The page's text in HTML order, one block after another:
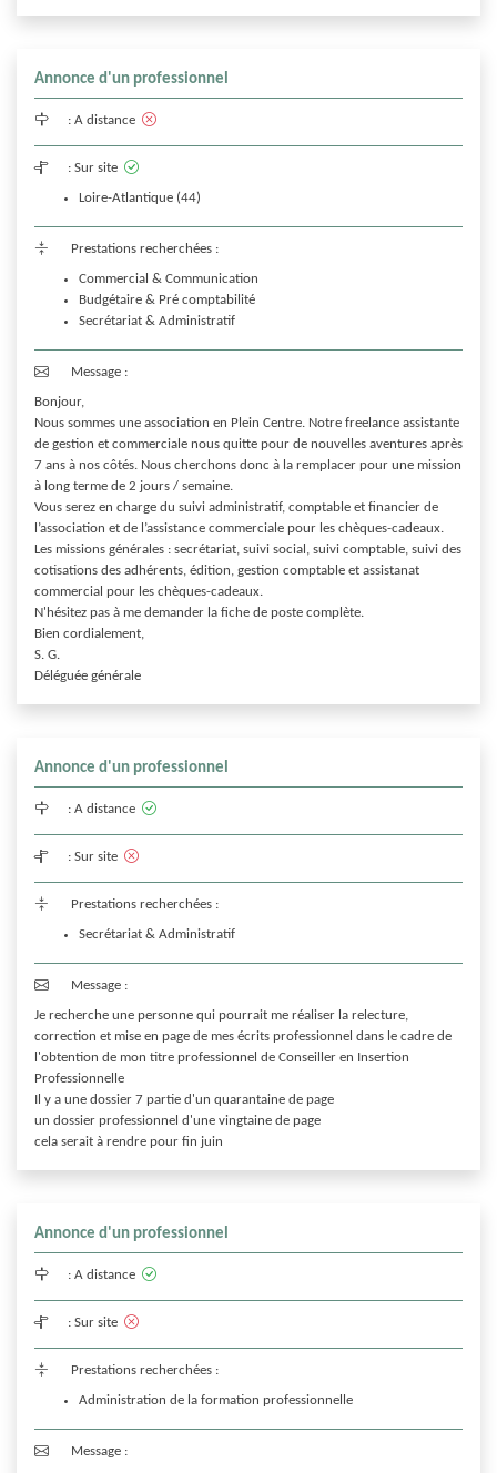
Annonce d'un professionnel
: A distance
: Sur site
Loire-Atlantique (44)
Prestations recherchées :
Commercial & Communication
Budgétaire & Pré comptabilité
Secrétariat & Administratif
Message :
Bonjour,
Nous sommes une association en Plein Centre. Notre freelance assistante
de gestion et commerciale nous quitte pour de nouvelles aventures après
7 ans à nos côtés. Nous cherchons donc à la remplacer pour une mission
à long terme de 2 jours / semaine.
Vous serez en charge du suivi administratif, comptable et financier de
l’association et de l’assistance commerciale pour les chèques-cadeaux.
Les missions générales : secrétariat, suivi social, suivi comptable, suivi des
cotisations des adhérents, édition, gestion comptable et assistanat
commercial pour les chèques-cadeaux.
N'hésitez pas à me demander la fiche de poste complète.
Bien cordialement,
S. G.
Déléguée générale
Annonce d'un professionnel
: A distance
: Sur site
Prestations recherchées :
Secrétariat & Administratif
Message :
Je recherche une personne qui pourrait me réaliser la relecture,
correction et mise en page de mes écrits professionnel dans le cadre de
l'obtention de mon titre professionnel de Conseiller en Insertion
Professionnelle
Il y a une dossier 7 partie d'un quarantaine de page
un dossier professionnel d'une vingtaine de page
Annonce d'un professionnel
: A distance
: Sur site
Prestations recherchées :
Administration de la formation professionnelle
Message :